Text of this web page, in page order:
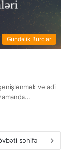
Gündəlik Bürclər
və adi
səhifə